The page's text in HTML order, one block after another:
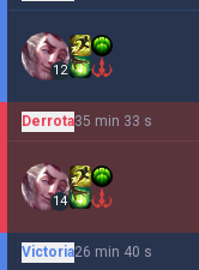
12
Derrota35 min 33 s
14
Victoria26 min 40 s